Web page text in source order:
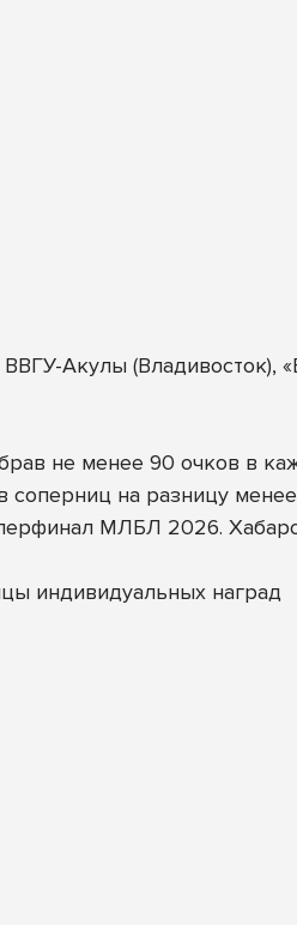
Акулы (Владивосток),
не менее 90 очков в
на разницу
МЛБЛ 2026.
индивидуальных наград